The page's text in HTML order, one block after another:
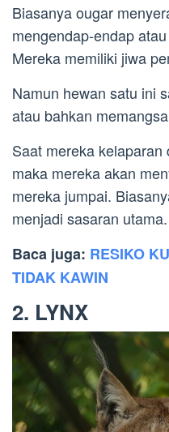
Biasanya ougar
mengendap-endap
Mereka memiliki jiwa
Namun hewan satu ini
atau bahkan
Saat mereka
maka mereka akan
mereka jumpai.
menjadi sasaran utama.
Baca juga: RESIKO
TIDAK KAWIN
2. LYNX